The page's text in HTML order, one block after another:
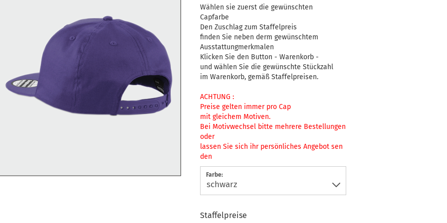
Wählen sie zuerst die gewünschten
Capfarbe
Den Zuschlag zum Staffelpreis
finden Sie neben derm gewünschtem
Ausstattungmerkmalen
Klicken Sie den Button - Warenkorb -
und wählen Sie die gewünschte Stückzahl
im Warenkorb, gemäß Staffelpreisen.
ACHTUNG :
Preise gelten immer pro Cap
mit gleichem Motiven.
Bei Motivwechsel bitte mehrere Bestellungen
oder
lassen Sie sich ihr persönliches Angebot sen
den
Farbe:
Staffelpreise